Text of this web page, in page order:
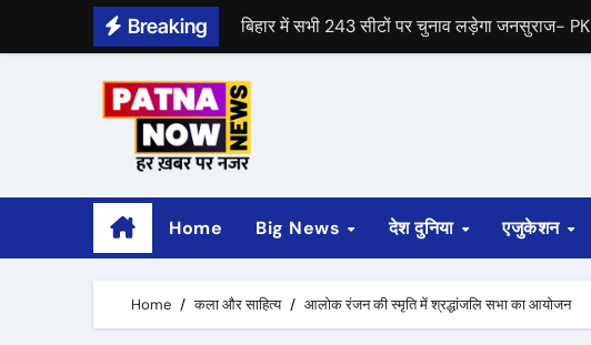
Breaking
बिहार में सभी 243 सीटों पर चुनाव लड़ेगा जनसुराज- PK
Home Big News देश दुनिया एजुकेशन
Home कला और साहित्य आलोक रंजन की स्मृति में श्रद्धांजलि सभा का आयोजन